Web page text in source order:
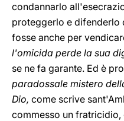
condannarlo
proteggerlo e difenderlo
fosse anche per
l'omicida perde la sua
se ne fa garante. Ed è
paradossale mistero
Dio, come scrive
commesso un